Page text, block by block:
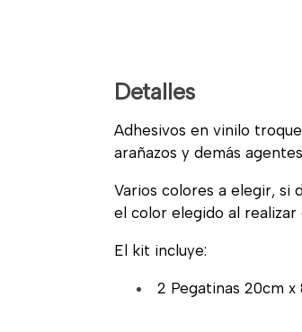
Detalles
Adhesivos en vinilo
arañazos y demás
Varios colores a elegir, si
el color elegido al realizar
El kit incluye:
2 Pegatinas 20cm x